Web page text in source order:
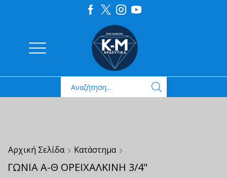
Αρχική Σελίδα Κατάστημα
ΓΩΝΙΑ Α-Θ ΟΡΕΙΧΑΛΚΙΝΗ 3/4"